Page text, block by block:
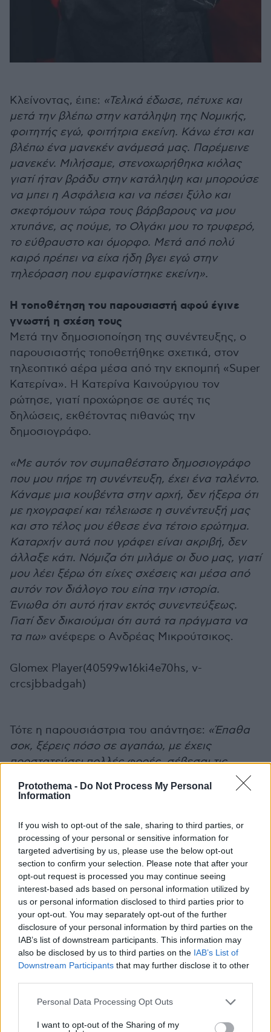
Protothema - Do Not Process My Personal
Information
If you wish to opt-out of the sale, sharing to third parties, or
processing of your personal or sensitive information for
targeted advertising by us, please use the below opt-out
section to confirm your selection. Please note that after your
opt-out request is processed you may continue seeing
interest-based ads based on personal information utilized by
us or personal information disclosed to third parties prior to
your opt-out. You may separately opt-out of the further
disclosure of your personal information by third parties on the
IAB’s list of downstream participants. This information may
also be disclosed by us to third parties on the IAB’s List of
Downstream Participants that may further disclose it to other
Please note that this website/app uses one or more Google
not limited to your visit or usage behaviour. You may click to
Personal Data Processing Opt Outs
I want to opt-out of the Sharing of my
Κλείνοντας, έιπε: «Τελικά έδωσε, πέτυχε και
μετά την βλέπω στην κατάληψη της Νομικής,
φοιτητής εγώ, φοιτήτρια εκείνη. Κάνω έτσι και
βλέπω ένα μανεκέν ανάμεσά μας. Παρέμεινε
μανεκέν. Μιλήσαμε, στενοχωρήθηκα κιόλας
γιατί ήταν βράδυ στην κατάληψη και μπορούσε
να μπει η Ασφάλεια και να πέσει ξύλο και
σκεφτόμουν τώρα τους βάρβαρους να μου
χτυπάνε, ας πούμε, το Ολγάκι μου το τρυφερό,
το εύθραυστο και όμορφο. Μετά από πολύ
καιρό πρέπει να είχα ήδη βγει εγώ στην
τηλεόραση που εμφανίστηκε εκείνη».
Η τοποθέτηση του παρουσιαστή αφού έγινε
γνωστή η σχέση τους
Μετά την δημοσιοποίηση της συνέντευξης, ο
παρουσιαστής τοποθετήθηκε σχετικά, στον
τηλεοπτικό αέρα μέσα από την εκπομπή «Super
Κατερίνα». Η Κατερίνα Καινούργιου τον
ρώτησε, γιατί προχώρησε σε αυτές τις
δηλώσεις, εκθέτοντας πιθανώς την
δημοσιογράφο.
«Με αυτόν τον συμπαθέστατο δημοσιογράφο
που μου πήρε τη συνέντευξη, έχει ένα ταλέντο.
Κάναμε μια κουβέντα στην αρχή, δεν ήξερα ότι
με ηχογραφεί και τέλειωσε η συνέντευξή μας
και στο τέλος μου έθεσε ένα τέτοιο ερώτημα.
Καταρχήν αυτά που γράφει είναι ακριβή, δεν
άλλαξε κάτι. Νόμιζα ότι μιλάμε οι δυο μας, γιατί
μου λέει ξέρω ότι είχες σχέσεις και μέσα από
αυτόν τον διάλογο του είπα την ιστορία.
Ένιωθα ότι αυτό ήταν εκτός συνεντεύξεως.
Γιατί δεν δικαιούμαι ότι αυτά τα πράγματα να
τα πω» ανέφερε ο Ανδρέας Μικρούτσικος.
Glomex Player(40599w16ki4e70hs, v-
crcsjbbadgah)
Τότε η παρουσιάστρια του απάντησε: «Έπαθα
σοκ, ξέρεις πόσο σε αγαπάω, με έχεις
προστατεύσει πολλές φορές, σέβεσαι τις
γυναίκες. Δεν μπορούσα να πιστέψω ότι είπες
κάτι τέτοιο».
Η απάντηση του δημοσιογράφου που πήρε τη
συνέντευξη στον Μικρούτσικο
Ο δημοσιογράφος που πήρε τη συνέντευξη
στον Ανδρέα Μικρούτσικο μετά τον σάλο που
δημιουργήθηκε τοποθετήθηκε επί του θέματος:
«Λοιπόν να ξεκαθαρίσουμε για τη #viral
συνέντευξη στο νέο τεύχος του OK! Magazine
Greece που κυκλοφόρησε χθες Τετάρτη στα
περίπτερα... Ούτε μιλήσαμε ιδιωτικά με τον
#ΑνδρέαΜικρούτσικο, ούτε διανοήθηκα να τον
παγιδεύσω δημοσιεύοντας off the record
δηλώσεις του (για την ακρίβεια η περίφημη